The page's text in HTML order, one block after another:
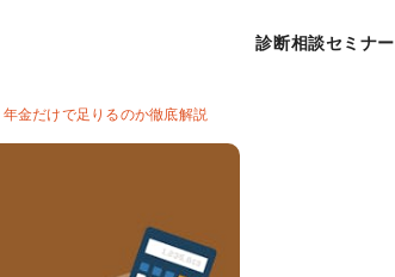
診断相談セミナー
金だけで足りるのか徹底解説